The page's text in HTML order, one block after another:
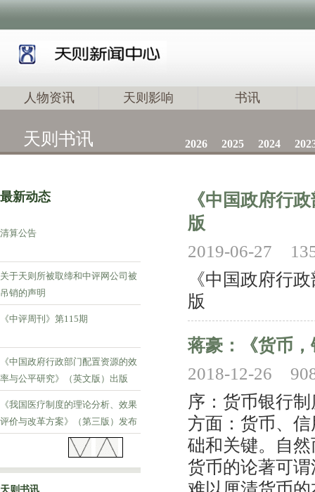
人物资讯 天则影响 书讯
天则书讯 2026 2025 2024
最新动态
清算公告
关于天则所被取缔和中评网公司被
吊销的声明
《中评周刊》第115期
《中国政府行政部门配置资源的效
率与公平研究》（英文版）出版
《我国医疗制度的理论分析、效果
评价与改革方案》（第三版）发布
《中评周刊》第114期
天则书讯
《中国政府行
版
2019-06-27
《中国政府行
版
蒋豪：《货币
2018-12-26
序：货币银行
方面：货币、
础和关键。自
货币的论著可